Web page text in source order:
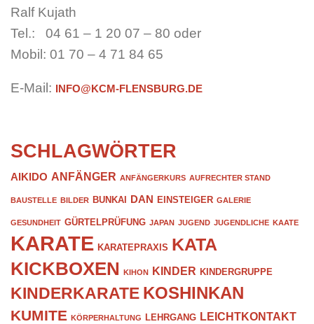
Ralf Kujath
Tel.: 04 61 – 1 20 07 – 80 oder
Mobil: 01 70 – 4 71 84 65
E-Mail: INFO@KCM-FLENSBURG.DE
SCHLAGWÖRTER
AIKIDO ANFÄNGER ANFÄNGERKURS AUFRECHTER STAND
BAUSTELLE BILDER BUNKAI DAN EINSTEIGER GALERIE
GESUNDHEIT GÜRTELPRÜFUNG JAPAN JUGEND JUGENDLICHE KAATE
KARATE KARATEPRAXIS KATA
KICKBOXEN KIHON KINDER KINDERGRUPPE
KINDERKARATE KOSHINKAN
KUMITE KÖRPERHALTUNG LEHRGANG LEICHTKONTAKT